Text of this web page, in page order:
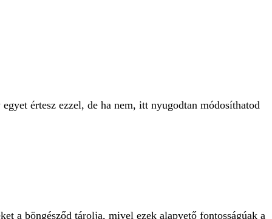
értesz ezzel, de ha nem, itt nyugodtan módosíthatod
a böngésződ tárolja, mivel ezek alapvető fontosságúak a